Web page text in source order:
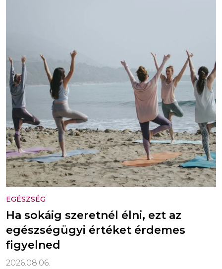
EGÉSZSÉG
Ha sokáig szeretnél élni, ezt az
egészségügyi értéket érdemes
figyelned
2026.08.06.